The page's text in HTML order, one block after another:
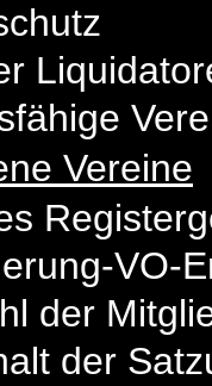
Vereine
VO-
der
der